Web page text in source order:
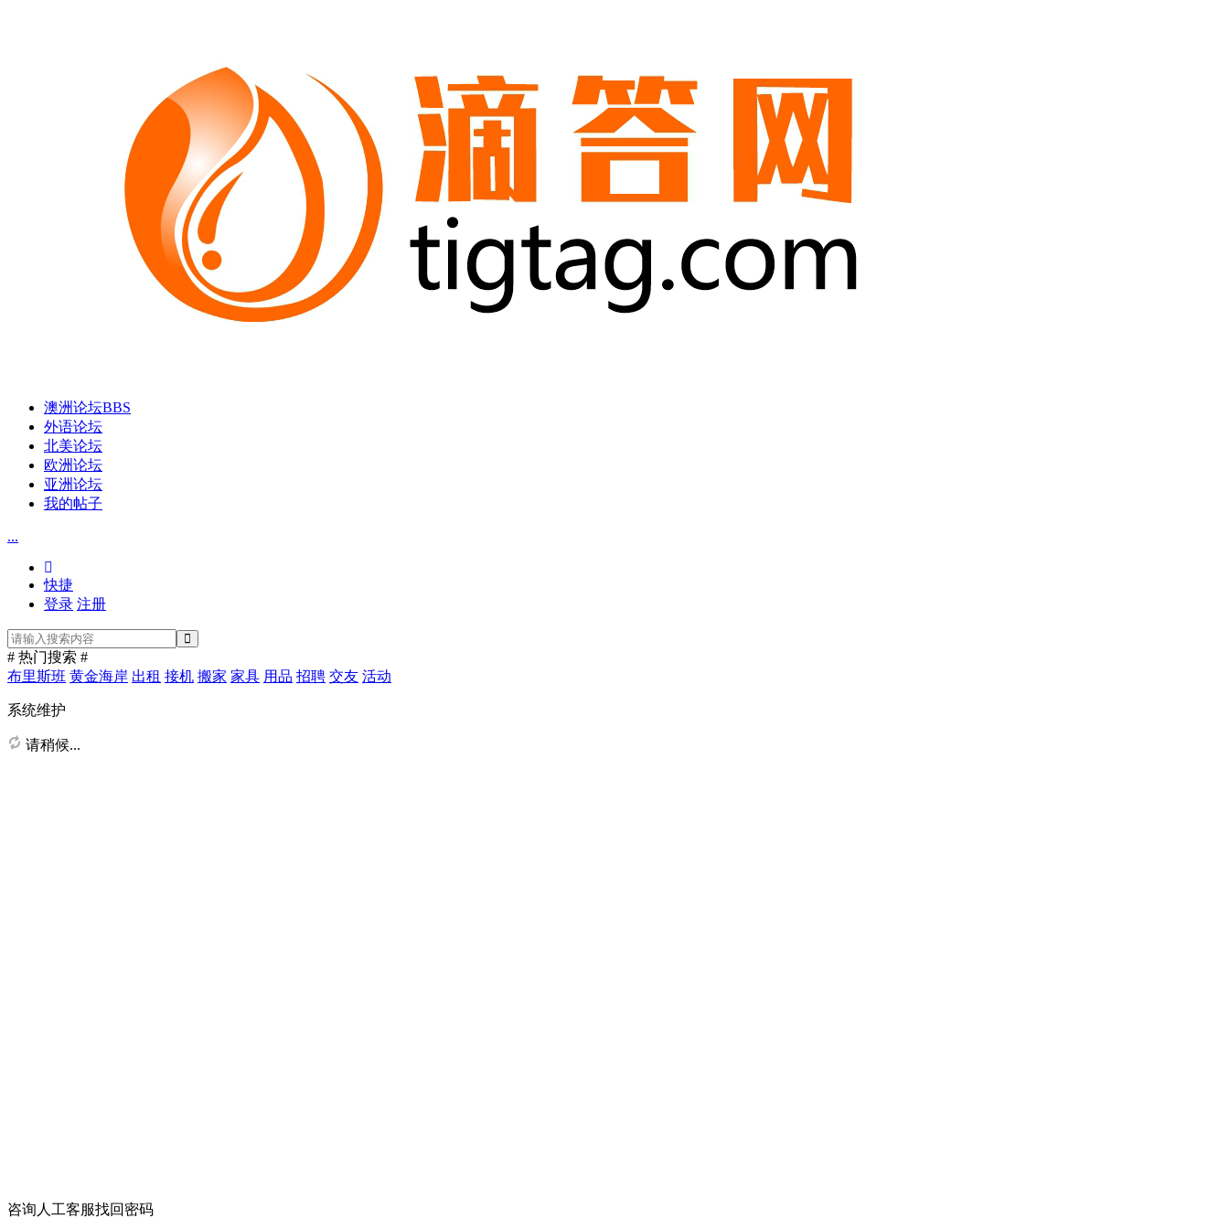
澳洲论坛BBS
外语论坛
北美论坛
欧洲论坛
亚洲论坛
我的帖子
...
快捷
登录 注册
# 热门搜索 #
布里斯班 黄金海岸 出租 接机 搬家 家具 用品 招聘 交友 活动
系统维护
请稍候...
咨询人工客服找回密码